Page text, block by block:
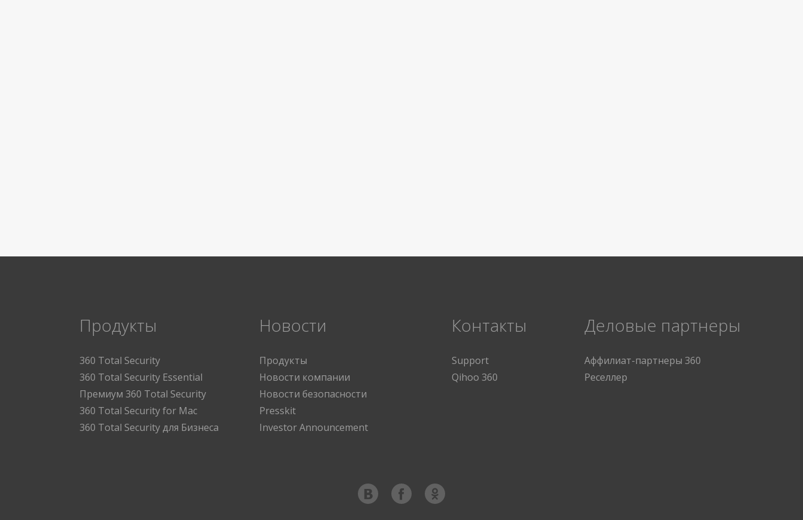
Продукты
360 Total Security
360 Total Security Essential
Премиум 360 Total Security
360 Total Security for Mac
360 Total Security для Бизнеса
Новости
Продукты
Новости компании
Новости безопасности
Presskit
Investor Announcement
Контакты
Support
Qihoo 360
Деловые партнеры
Аффилиат-партнеры 360
Реселлер